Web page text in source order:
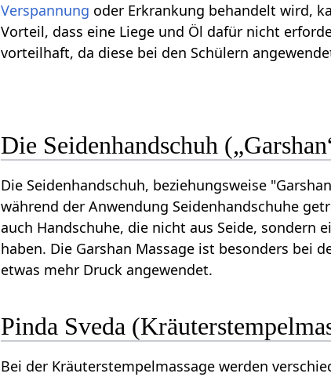
Verspannung oder Erkrankung behandelt wird,
Vorteil, dass eine Liege und Öl dafür nicht
vorteilhaft, da diese bei den Schülern
Die Seidenhandschuh
Die Seidenhandschuh, beziehungsweise
während der Anwendung Seidenhandschuhe
auch Handschuhe, die nicht aus Seide, sondern
haben. Die Garshan Massage ist besonders bei
etwas mehr Druck angewendet.
Pinda Sveda
Bei der Kräuterstempelmassage werden